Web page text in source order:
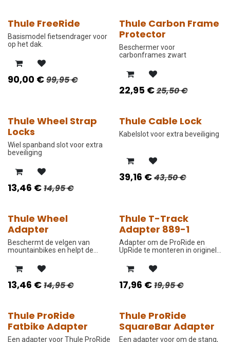
PROMO PRIJS
Thule FreeRide
Basismodel fietsendrager voor
op het dak.
90,00 €99,95€
-10%
Thule Carbon Frame
Protector
Beschermer voor
carbonframes zwart
22,95€25,50€
-10%
Thule Wheel Strap
Locks
Wiel spanband slot voor extra
beveiliging
13,46 €14,95€
-10%
Thule Cable Lock
Kabelslot voor extra beveiliging
39,16 €43,50€
-10%
Thule Wheel
Adapter
Beschermt de velgen van
mountainbikes en helpt de
te zetten.
13,46 €14,95€
-10%
Thule T-Track
Adapter 889-1
Adapter om de ProRide en
UpRide te monteren in originele
modellen met 30x24mm
afmetingen.
17,96 €19,95€
-10%
Thule ProRide
Fatbike Adapter
Een adapter voor Thule ProRide
-10%
Thule ProRide
SquareBar Adapter
Een adapter voor om de stang,